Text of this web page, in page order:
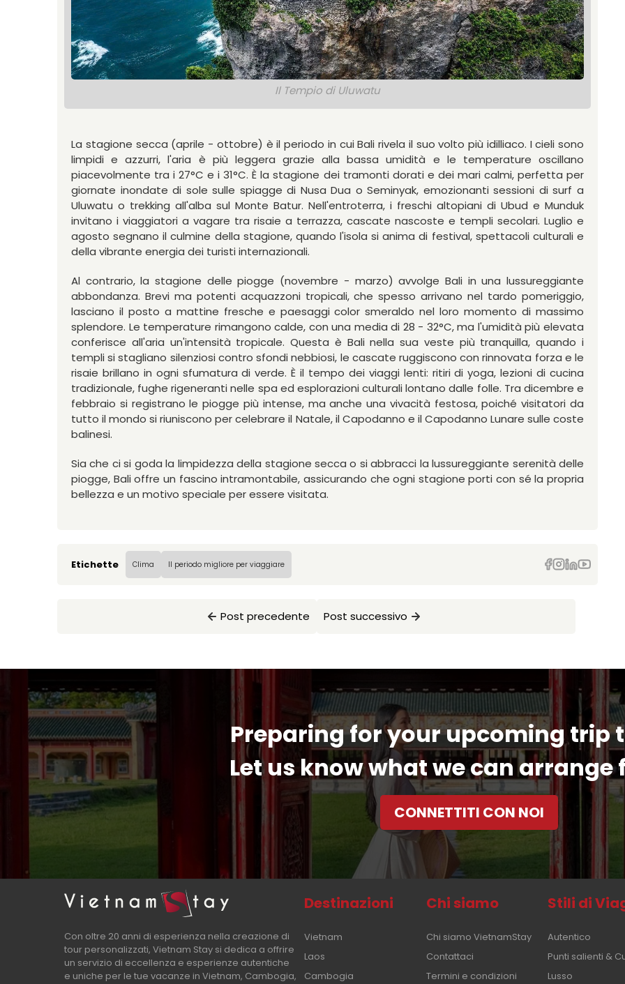
Il Tempio di Uluwatu
La stagione secca (aprile - ottobre) è il periodo in cui Bali rivela il suo volto più idilliaco. I cieli sono
limpidi e azzurri, l'aria è più leggera grazie alla bassa umidità e le temperature oscillano
piacevolmente tra i 27°C e i 31°C. È la stagione dei tramonti dorati e dei mari calmi, perfetta per
giornate inondate di sole sulle spiagge di Nusa Dua o Seminyak, emozionanti sessioni di surf a
Uluwatu o trekking all'alba sul Monte Batur. Nell'entroterra, i freschi altopiani di Ubud e Munduk
invitano i viaggiatori a vagare tra risaie a terrazza, cascate nascoste e templi secolari. Luglio e
agosto segnano il culmine della stagione, quando l'isola si anima di festival, spettacoli culturali e
della vibrante energia dei turisti internazionali.
Al contrario, la stagione delle piogge (novembre - marzo) avvolge Bali in una lussureggiante
abbondanza. Brevi ma potenti acquazzoni tropicali, che spesso arrivano nel tardo pomeriggio,
lasciano il posto a mattine fresche e paesaggi color smeraldo nel loro momento di massimo
splendore. Le temperature rimangono calde, con una media di 28 - 32°C, ma l'umidità più elevata
conferisce all'aria un'intensità tropicale. Questa è Bali nella sua veste più tranquilla, quando i
templi si stagliano silenziosi contro sfondi nebbiosi, le cascate ruggiscono con rinnovata forza e le
risaie brillano in ogni sfumatura di verde. È il tempo dei viaggi lenti: ritiri di yoga, lezioni di cucina
tradizionale, fughe rigeneranti nelle spa ed esplorazioni culturali lontano dalle folle. Tra dicembre e
febbraio si registrano le piogge più intense, ma anche una vivacità festosa, poiché visitatori da
tutto il mondo si riuniscono per celebrare il Natale, il Capodanno e il Capodanno Lunare sulle coste
balinesi.
Sia che ci si goda la limpidezza della stagione secca o si abbracci la lussureggiante serenità delle
piogge, Bali offre un fascino intramontabile, assicurando che ogni stagione porti con sé la propria
bellezza e un motivo speciale per essere visitata.
Etichette Clima Il periodo migliore per viaggiare
Post precedente Post successivo
Preparing for your upcoming trip
Let us know what we can arrange
CONNETTITI CON NOI
Con oltre 20 anni di esperienza nella creazione di
tour personalizzati, Vietnam Stay si dedica a offrire
un servizio di eccellenza e esperienze autentiche
e uniche per le tue vacanze in Vietnam, Cambogia,
Destinazioni
Vietnam
Laos
Cambogia
Chi siamo
Chi siamo VietnamStay
Contattaci
Termini e condizioni
Stili di
Autentico
Punti salienti &
Lusso